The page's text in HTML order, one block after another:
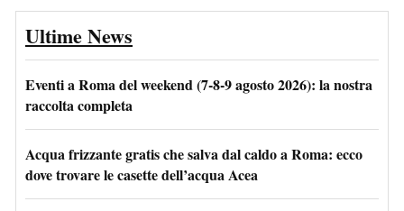
Ultime News
Eventi a Roma del weekend (7-8-9 agosto 2026): la nostra
raccolta completa
Acqua frizzante gratis che salva dal caldo a Roma: ecco
dove trovare le casette dell’acqua Acea